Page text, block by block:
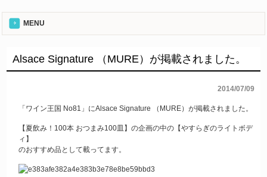
MENU
Alsace Signature （MURE）が掲載されました。
2014/07/09
「ワイン王国 No81」 にAlsace Signature （MURE）が掲載されました。
【夏飲み！100本 おつまみ100皿】の企画の中の【やすらぎのライトボデ
ィ】
のおすすめ品として載ってます。